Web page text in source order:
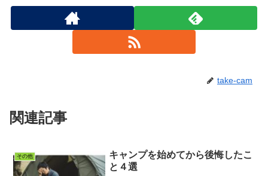
take-cam
関連記事
その他
キャンプを始めてから後悔したこ
と４選